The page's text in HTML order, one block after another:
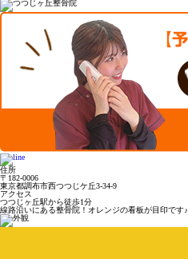
住所
〒182-0006
東京都調布市西つつじケ丘3-34-9
アクセス
つつじヶ丘駅から徒歩1分
線路沿いにある整骨院！オレンジの看板が目印です♪